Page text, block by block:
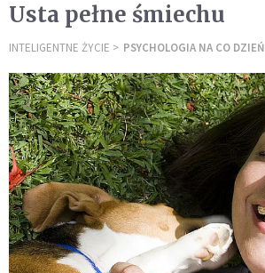
Usta pełne śmiechu
INTELIGENTNE ŻYCIE PSYCHOLOGIA NA CO DZIEŃ